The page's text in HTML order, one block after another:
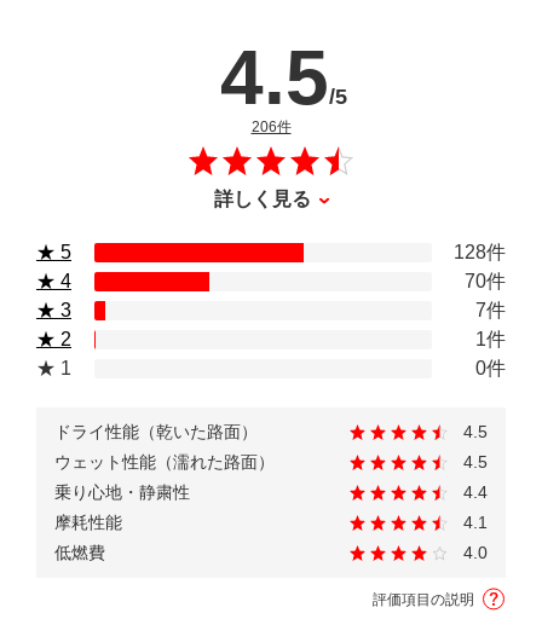
206件のレビュー
4.5/5
詳しく見る
★ 5
128件
★ 4
70件
★ 3
7件
★ 2
1件
★ 1
0件
ドライ性能（乾いた路面）
4.5
ウェット性能（濡れた路面）
4.5
乗り心地・静粛性
4.4
摩耗性能
4.1
低燃費
4.0
評価項目の説明